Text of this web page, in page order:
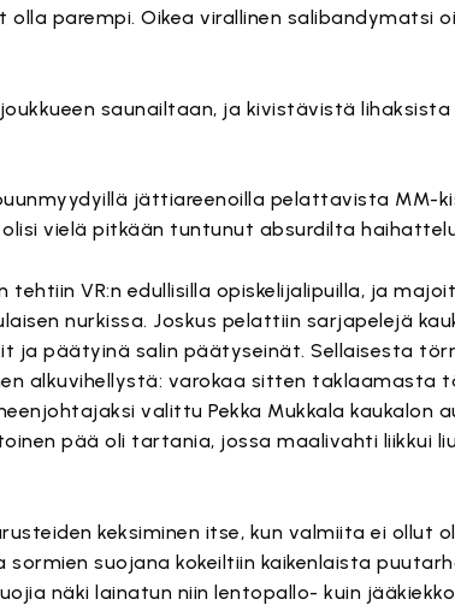
parempi. Oikea virallinen salibandymatsi
saunailtaan, ja kivistävistä
jättiareenoilla pelattavista MM-
vielä pitkään tuntunut absurdilta
tehtiin VR:n edullisilla opiskelijalipuilla, ja
nurkissa. Joskus pelattiin sarjapelejä
ja päätyinä salin päätyseinät. Sellaisesta
alkuvihellystä: varokaa sitten taklaamasta
valittu Pekka Mukkala kaukalon
pää oli tartania, jossa maalivahti liikkui
keksiminen itse, kun valmiita ei ollut
suojana kokeiltiin kaikenlaista
näki lainatun niin lentopallo- kuin